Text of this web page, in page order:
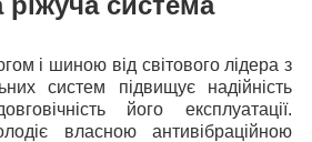
і шиною від світового лідера з
систем підвищує надійність
його експлуатації.
власною антивібраційною